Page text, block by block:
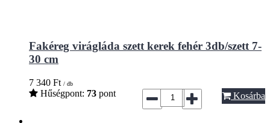
Fakéreg virágláda szett kerek fehér 3db/szett 7-
30 cm
7 340 Ft / db
Hűségpont: 73 pont Kosárba